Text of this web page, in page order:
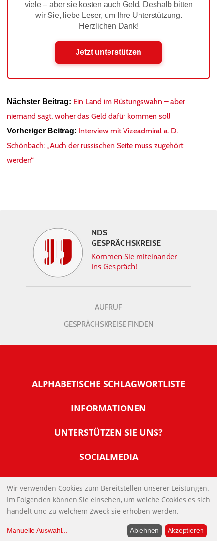
viele – aber sie kosten auch Geld. Deshalb bitten
wir Sie, liebe Leser, um Ihre Unterstützung.
Herzlichen Dank!
Jetzt unterstützen
Nächster Beitrag: Ein Land im Rüstungswahn – aber
niemand sagt, woher das Geld dafür kommen soll
Vorheriger Beitrag: Interview mit Vizeadmiral a. D.
Schönbach: „Auch der russischen Seite muss zugehört
werden“
NDS
GESPRÄCHSKREISE
Kommen Sie miteinander
ins Gespräch!
AUFRUF
GESPRÄCHSKREISE FINDEN
ALPHABETISCHE SCHLAGWORTLISTE
INFORMATIONEN
Warum NachDenkSeiten
Tipps zur Nutzung der NachDenkSeiten
Banner und E-Mail-Signaturen
Links
Kontakt
Impressum
UNTERSTÜTZEN SIE UNS?
Werden Sie Fördermitglied
Spenden Sie Online
SOCIALMEDIA
IMPRESSUM
DATENSCHUTZERKLÄRUNG
Wir verwenden Cookies zum Bereitstellen unserer Leistungen.
Im Folgenden können Sie einsehen, um welche Cookies es sich
handelt und zu welchem Zweck sie erhoben werden.
Manuelle Auswahl... Ablehnen Akzeptieren